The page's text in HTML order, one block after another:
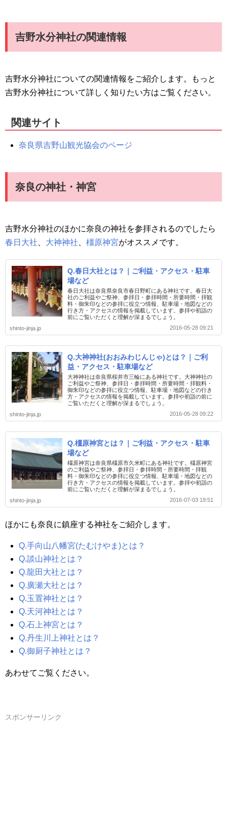
吉野水分神社の関連情報
吉野水分神社についての関連情報をご紹介します。もっと
吉野水分神社について詳しく知りたい方はご覧ください。
関連サイト
奈良県吉野山観光協会のページ
奈良の神社・神宮
吉野水分神社のほかに奈良の神社を参拝されるのでしたら
春日大社
大神神社 橿原神宮がオススメです。
Q.春日大社とは？｜ご利益・アクセス・駐車
場など
春日大社は奈良県奈良市春日野町にある神社です。春日大
社のご利益やご祭神、参拝日・参拝時間・所要時間・拝観
料・御朱印などの参拝に役立つ情報、駐車場・地図などの
行き方・アクセスの情報を掲載しています。参拝や初詣の
前にご覧いただくと理解が深まるでしょう。
shinto-jinja.jp
2016-05-28 09:21
Q.大神神社(おおみわじんじゃ)とは？｜ご利
益・アクセス・駐車場など
大神神社は奈良県桜井市三輪にある神社です。大神神社の
ご利益やご祭神、参拝日・参拝時間・所要時間・拝観料・
御朱印などの参拝に役立つ情報、駐車場・地図などの行き
方・アクセスの情報を掲載しています。参拝や初詣の前に
ご覧いただくと理解が深まるでしょう。
shinto-jinja.jp
2016-05-28 09:22
Q.橿原神宮とは？｜ご利益・アクセス・駐車
場など
橿原神宮は奈良県橿原市久米町にある神社です。橿原神宮
のご利益やご祭神、参拝日・参拝時間・所要時間・拝観
料・御朱印などの参拝に役立つ情報、駐車場・地図などの
行き方・アクセスの情報を掲載しています。参拝や初詣の
前にご覧いただくと理解が深まるでしょう。
shinto-jinja.jp
2016-07-03 19:51
ほかにも奈良に鎮座する神社をご紹介します。
Q.手向山八幡宮(たむけやま)とは？
Q.談山神社とは？
Q.龍田大社とは？
Q.廣瀬大社とは？
Q.玉置神社とは？
Q.天河神社とは？
Q.石上神宮とは？
Q.丹生川上神社とは？
Q.御厨子神社とは？
あわせてご覧ください。
スポンサーリンク